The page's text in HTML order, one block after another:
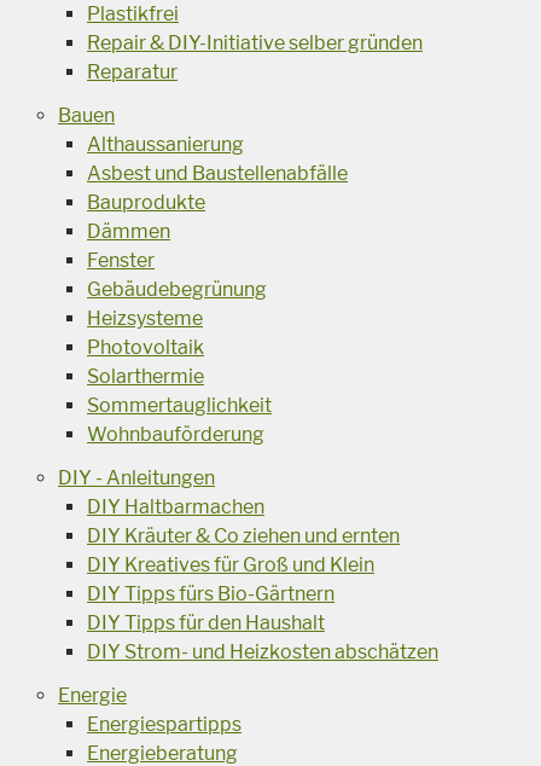
Plastikfrei
Repair & DIY-Initiative selber gründen
Reparatur
Bauen
Althaussanierung
Asbest und Baustellenabfälle
Bauprodukte
Dämmen
Fenster
Gebäudebegrünung
Heizsysteme
Photovoltaik
Solarthermie
Sommertauglichkeit
Wohnbauförderung
DIY - Anleitungen
DIY Haltbarmachen
DIY Kräuter & Co ziehen und ernten
DIY Kreatives für Groß und Klein
DIY Tipps fürs Bio-Gärtnern
DIY Tipps für den Haushalt
DIY Strom- und Heizkosten abschätzen
Energie
Energiespartipps
Energieberatung